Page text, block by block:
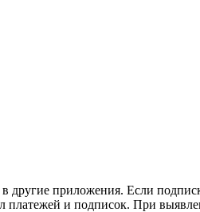
другие приложения. Если
и подписок. При